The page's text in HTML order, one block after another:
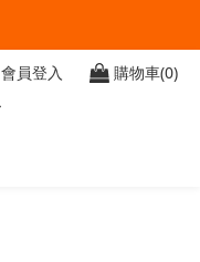
會員登入 購物車(0)